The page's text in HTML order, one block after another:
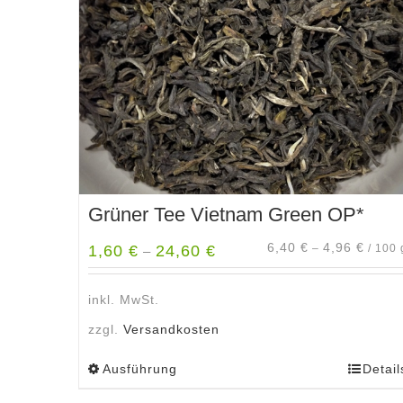
Grüner Tee Vietnam Green OP*
1,60 € – 24,60 € 6,40 € – 4,96 € / 100
inkl. MwSt.
zzgl. Versandkosten
Ausführung